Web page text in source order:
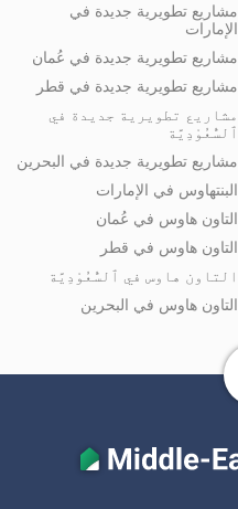
مشاريع تطويرية جديدة في
الإمارات
مشاريع تطويرية جديدة في عُمان
مشاريع تطويرية جديدة في قطر
مشاريع تطويرية جديدة في
ٱلسُّعُوْدِيَّة
مشاريع تطويرية جديدة في البحرين
البنتهاوس في الإمارات
التاون هاوس في عُمان
التاون هاوس في قطر
التاون هاوس في ٱلسُّعُوْدِيَّة
التاون هاوس في البحرين